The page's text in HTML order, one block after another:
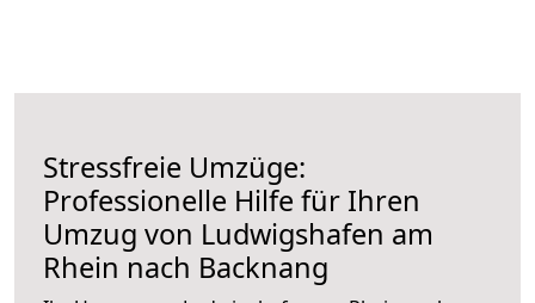
Stressfreie Umzüge:
Professionelle Hilfe für Ihren
Umzug von Ludwigshafen am
Rhein nach Backnang